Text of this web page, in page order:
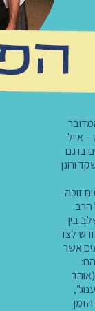
אייל
בו גם
ורונן
זוכה
הרב.
בין
לצד
אשר